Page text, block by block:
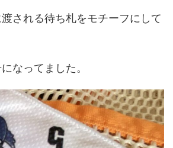
される待ち札をモチーフにして
なってました。